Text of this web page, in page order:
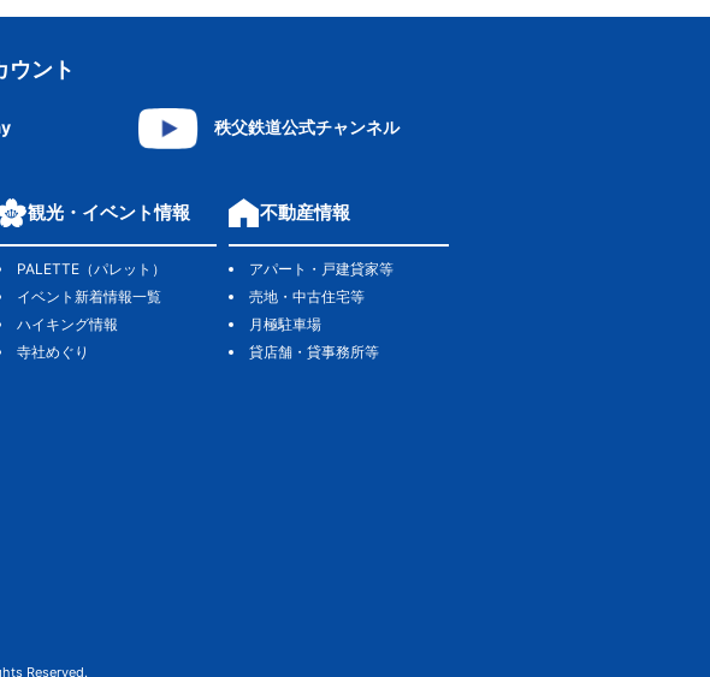
ウント
秩父鉄道公式チャンネル
観光・イベント情報
PALETTE（パレット）
イベント新着情報一覧
ハイキング情報
寺社めぐり
不動産情報
アパート・戸建貸家等
売地・中古住宅等
月極駐車場
貸店舗・貸事務所等
Reserved.